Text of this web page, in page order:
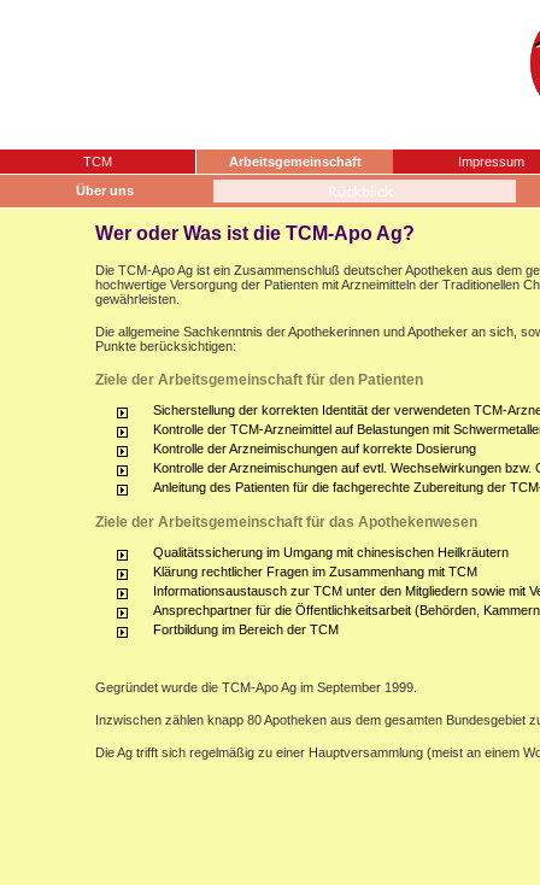
TCM Arbeitsgemeinschaft
Impressum
Über uns
Wer oder Was ist die TCM-Apo Ag?
Die TCM-Apo Ag ist ein Zusammenschluß deutscher Apotheken aus dem
hochwertige Versorgung der Patienten mit Arzneimitteln der Traditionellen
gewährleisten.
Die allgemeine Sachkenntnis der Apothekerinnen und Apotheker an sich,
Punkte berücksichtigen:
Ziele der Arbeitsgemeinschaft für den Patienten
Sicherstellung der korrekten Identität der verwendeten TCM-
Kontrolle der TCM-Arzneimittel auf Belastungen mit
Kontrolle der Arzneimischungen auf korrekte Dosierung
Kontrolle der Arzneimischungen auf evtl. Wechselwirkungen
Anleitung des Patienten für die fachgerechte Zubereitung der
Ziele der Arbeitsgemeinschaft für das Apothekenwesen
Qualitätssicherung im Umgang mit chinesischen Heilkräutern
Klärung rechtlicher Fragen im Zusammenhang mit TCM
Informationsaustausch zur TCM unter den Mitgliedern sowie mit
Ansprechpartner für die Öffentlichkeitsarbeit (Behörden,
Fortbildung im Bereich der TCM
Gegründet wurde die TCM-Apo Ag im September 1999.
Inzwischen zählen knapp 80 Apotheken aus dem gesamten Bundesgebiet
Die Ag trifft sich regelmäßig zu einer Hauptversammlung (meist an einem